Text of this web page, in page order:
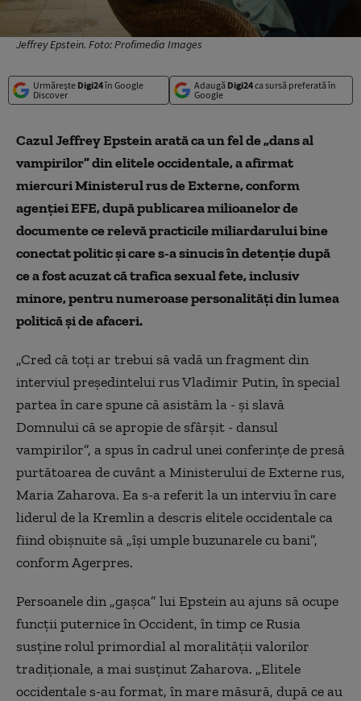
Jeffrey Epstein. Foto: Profimedia Images
Urmărește Digi24în Google
Discover
Adaugă Digi24ca sursă preferată în
Google
Cazul Jeffrey Epstein arată ca un fel de „dans al
vampirilor” din elitele occidentale, a afirmat
miercuri Ministerul rus de Externe, conform
agenției EFE, după publicarea milioanelor de
documente ce relevă practicile miliardarului bine
conectat politic şi care s-a sinucis în detenţie după
ce a fost acuzat că trafica sexual fete, inclusiv
minore, pentru numeroase personalităţi din lumea
politică şi de afaceri.
„Cred că toţi ar trebui să vadă un fragment din
interviul preşedintelui rus Vladimir Putin, în special
partea în care spune că asistăm la - şi slavă
Domnului că se apropie de sfârşit - dansul
vampirilor”, a spus în cadrul unei conferințe de presă
purtătoarea de cuvânt a Ministerului de Externe rus,
Maria Zaharova. Ea s-a referit la un interviu în care
liderul de la Kremlin a descris elitele occidentale ca
fiind obişnuite să „îşi umple buzunarele cu bani”,
conform Agerpres.
Persoanele din „gaşca” lui Epstein au ajuns să ocupe
funcţii puternice în Occident, în timp ce Rusia
susţine rolul primordial al moralităţii valorilor
tradiţionale, a mai susținut Zaharova. „Elitele
occidentale s-au format, în mare măsură, după ce au